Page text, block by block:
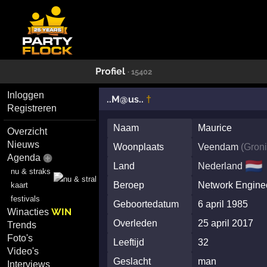
Profiel · 15402
Inloggen
Registreren
Overzicht
Nieuws
Agenda
nu & straks
kaart
festivals
WinactiesWIN
Trends
Foto's
Video's
Interviews
..M@us.. †
Naam
Maurice
Woonplaats
Veendam (
Land
Nederland 🇳🇱
Beroep
Network
Geboortedatum
6 april 1985
Overleden
25 april 2017
Leeftijd
32
Geslacht
man